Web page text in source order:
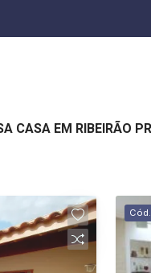
CASA EM RIBEIRÃO
Cód.